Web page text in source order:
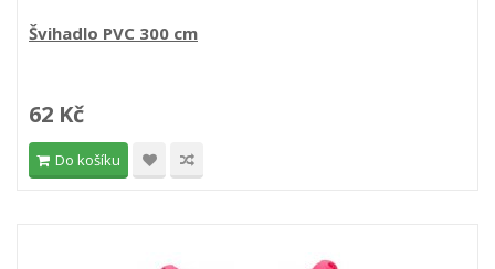
Švihadlo PVC 300 cm
62 Kč
Do košíku